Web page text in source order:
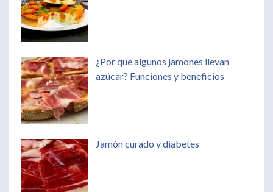
¿Por qué algunos jamones llevan
azúcar? Funciones y beneficios
Jamón curado y diabetes